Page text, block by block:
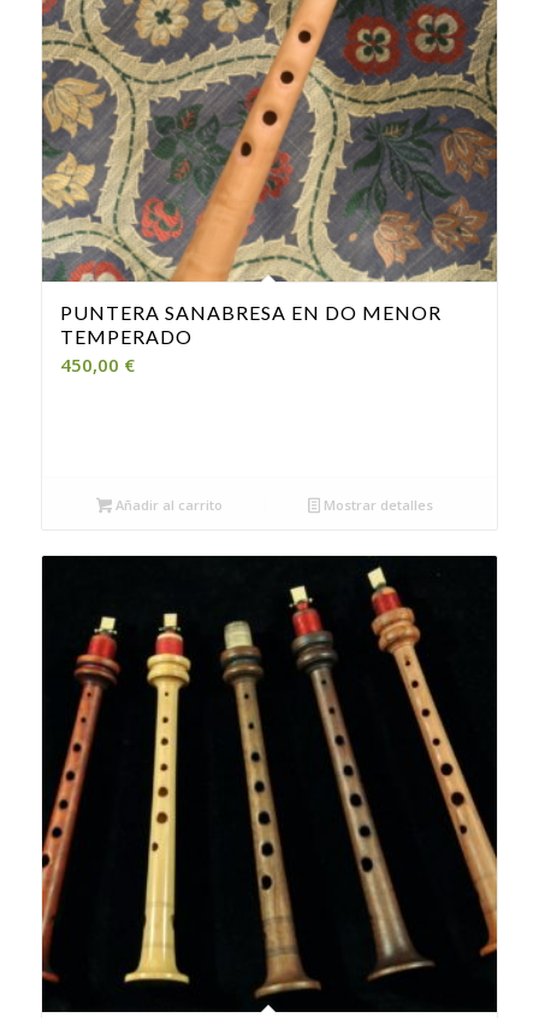
PUNTERA SANABRESA EN DO MENOR
TEMPERADO
450,00 €
Añadir al carrito Mostrar detalles